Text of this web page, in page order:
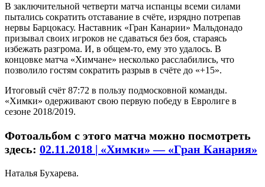
В заключительной четверти матча испанцы всеми силами
пытались сократить отставание в счёте, изрядно потрепав
нервы Барцокасу. Наставник «Гран Канарии» Мальдонадо
призывал своих игроков не сдаваться без боя, стараясь
избежать разгрома. И, в общем-то, ему это удалось. В
концовке матча «Химчане» несколько расслабились, что
позволило гостям сократить разрыв в счёте до «+15».
Итоговый счёт 87:72 в пользу подмосковной команды.
«Химки» одерживают свою первую победу в Евролиге в
сезоне 2018/2019.
Фотоальбом с этого матча можно посмотреть
здесь: 02.11.2018 | «Химки» — «Гран Канария»
Наталья Бухарева.